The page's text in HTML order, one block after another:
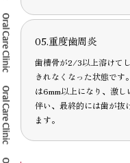
05.重度歯周炎
歯槽骨が2/3以上溶けて
きれなくなった状態です
は6mm以上になり、激し
伴い、最終的には歯が抜
ます。